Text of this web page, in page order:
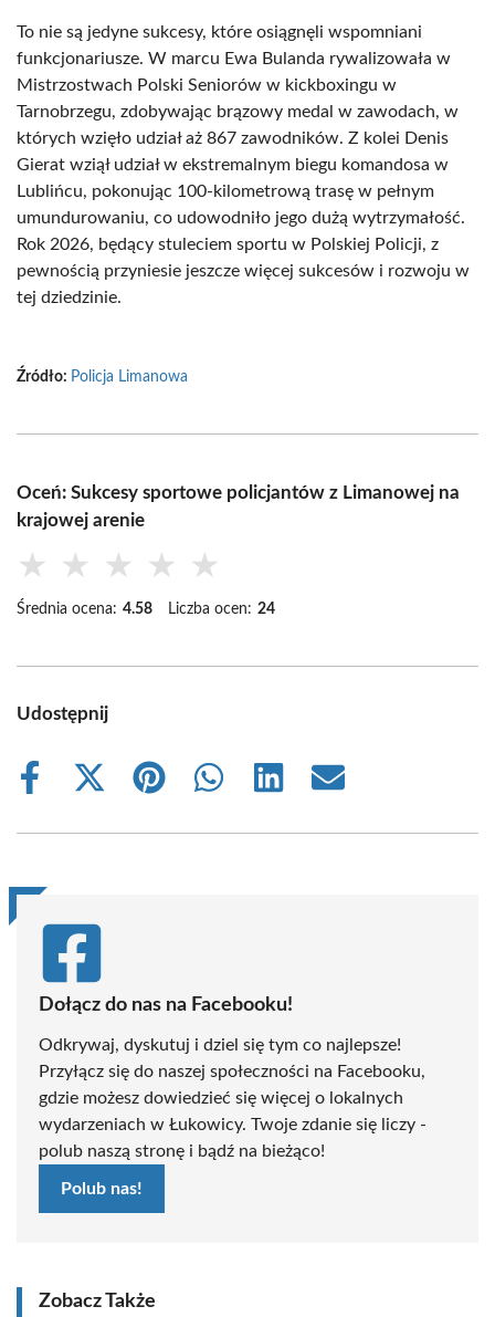
To nie są jedyne sukcesy, które osiągnęli wspomniani
funkcjonariusze. W marcu Ewa Bulanda rywalizowała w
Mistrzostwach Polski Seniorów w kickboxingu w
Tarnobrzegu, zdobywając brązowy medal w zawodach, w
których wzięło udział aż 867 zawodników. Z kolei Denis
Gierat wziął udział w ekstremalnym biegu komandosa w
Lublińcu, pokonując 100-kilometrową trasę w pełnym
umundurowaniu, co udowodniło jego dużą wytrzymałość.
Rok 2026, będący stuleciem sportu w Polskiej Policji, z
pewnością przyniesie jeszcze więcej sukcesów i rozwoju w
tej dziedzinie.
Źródło: Policja Limanowa
Oceń: Sukcesy sportowe policjantów z Limanowej na
krajowej arenie
★ ★ ★ ★ ★
Średnia ocena: 4.58 Liczba ocen: 24
Udostępnij
Share
Share
(Twitter)
Share
Share
Share
Share
Dołącz do nas na Facebooku!
Odkrywaj, dyskutuj i dziel się tym co najlepsze!
Przyłącz się do naszej społeczności na Facebooku,
gdzie możesz dowiedzieć się więcej o lokalnych
wydarzeniach w Łukowicy. Twoje zdanie się liczy -
polub naszą stronę i bądź na bieżąco!
Polub nas!
Zobacz Także